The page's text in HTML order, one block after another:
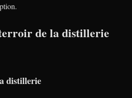
de la distillerie
distillerie